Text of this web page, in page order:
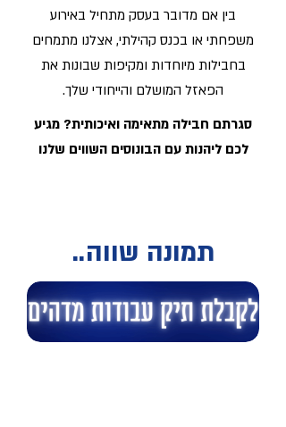
בין אם מדובר בעסק מתחיל באירוע
משפחתי או בכנס קהילתי, אצלנו מתמחים
בחבילות מיוחדות ומקיפות שבונות את
הפאזל המושלם והייחודי שלך.
סגרתם חבילה מתאימה ואיכותית? מגיע
לכם ליהנות עם הבונוסים השווים שלנו
תמונה שווה..